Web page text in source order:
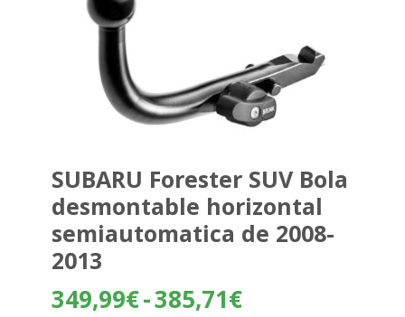
SUBARU Forester SUV Bola
desmontable horizontal
semiautomatica de 2008-
2013
349,99€-385,71€Rango